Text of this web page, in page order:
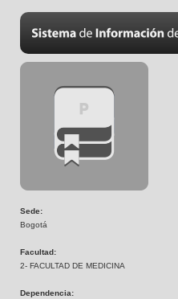
Sede:
Bogotá
Facultad:
2- FACULTAD DE MEDICINA
Dependencia: